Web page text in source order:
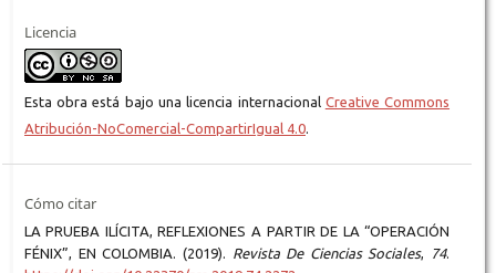
Licencia
Esta obra está bajo una licencia internacional Creative Commons
Atribución-NoComercial-CompartirIgual 4.0.
Cómo citar
LA PRUEBA ILÍCITA, REFLEXIONES A PARTIR DE LA “OPERACIÓN
FÉNIX”, EN COLOMBIA. (2019). Revista De Ciencias Sociales, 74.